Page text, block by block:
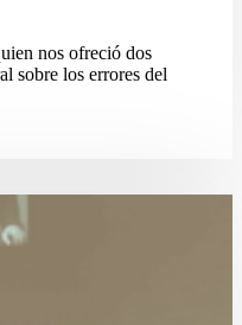
nos ofreció dos
sobre los errores del